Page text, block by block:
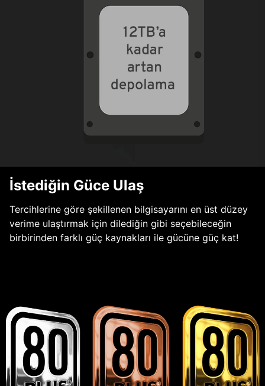
İstediğin Güce Ulaş
Tercihlerine göre şekillenen bilgisayarını en üst düzey
verime ulaştırmak için dilediğin gibi seçebileceğin
birbirinden farklı güç kaynakları ile gücüne güç kat!